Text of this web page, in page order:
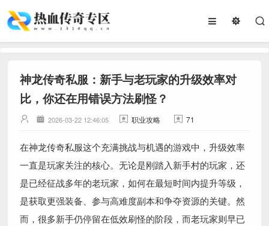
神龙传奇私服：新手与老玩家的升级效率对
比，你还在用错误方法刷怪？
2026-03-22 12:46:05 职业攻略 71
在神龙传奇私服这个充满挑战与机遇的游戏中，升级效率
一直是玩家关注的核心。无论是刚踏入新手村的玩家，还
是已经征战多年的老玩家，如何在最短时间内提升等级，
是获取更强装备、参与高难度副本和争夺资源的关键。然
而，很多新手仍停留在低效刷怪的阶段，而老玩家则早已